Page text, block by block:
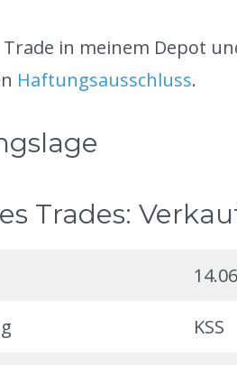
Trade in meinem Depot
Haftungsausschluss.
Trades:
KSS